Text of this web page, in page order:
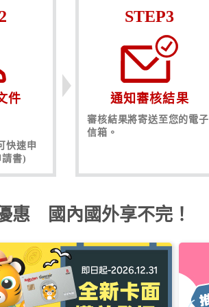
件
快速申
書)
STEP3
通知審核結果
審核結果將寄送至您的電子
信箱。
惠 國內國外享不完！